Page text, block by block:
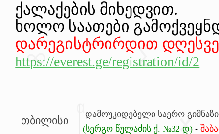
ქალაქების მიხედვით.
ხოლო საათები
დარეგისტრირდით
https://everest.ge/registration/id/2
თბილისი
დამოუკიდებელი საერო
(სერგო წულაძის ქ. №32 დ)-